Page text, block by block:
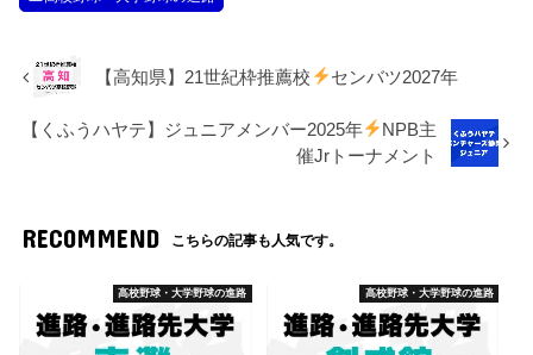
【高知県】21世紀枠推薦校 センバツ2027年
【くふうハヤテ】ジュニアメンバー2025年
NPB主
催Jrトーナメント
RECOMMEND こちらの記事も人気です。
高校野球・大学野球の進路 高校野球・大学野球の進路